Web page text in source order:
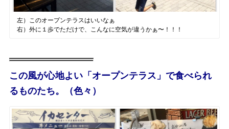
左）このオープンテラスはいいなぁ
右）外に１歩でただけで、こんなに空気が違うかぁ〜！！！
この風が心地よい「オープンテラス」で食べられ
るものたち。（色々）